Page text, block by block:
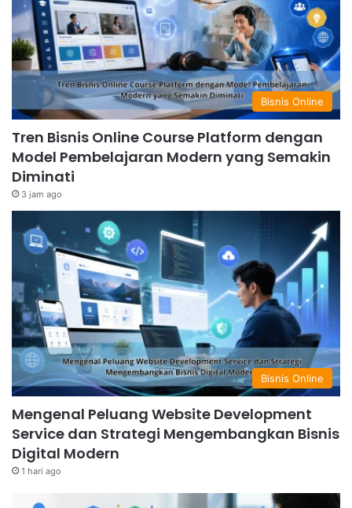
Bisnis Online
Tren Bisnis Online Course Platform dengan
Model Pembelajaran Modern yang Semakin
Diminati
3 jam ago
Bisnis Online
Mengenal Peluang Website Development
Service dan Strategi Mengembangkan Bisnis
Digital Modern
1 hari ago